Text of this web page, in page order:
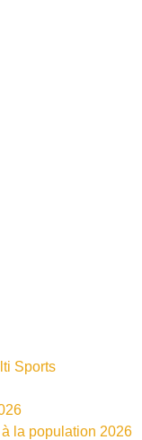
Sports
la population 2026